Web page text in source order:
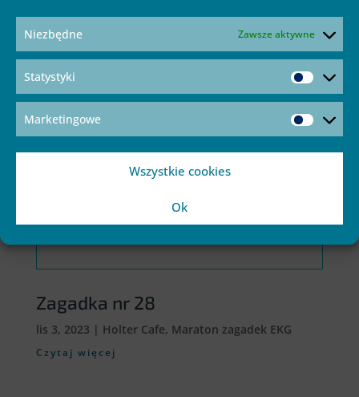
Niezbędne Zawsze aktywne
Statystyki
Marketingowe
Wszystkie cookies
Ok
Czytaj więcej
Zagadka nr 28
lis 3, 2023 | Holter Cafe, Maraton zagadek EKG
Czytaj więcej